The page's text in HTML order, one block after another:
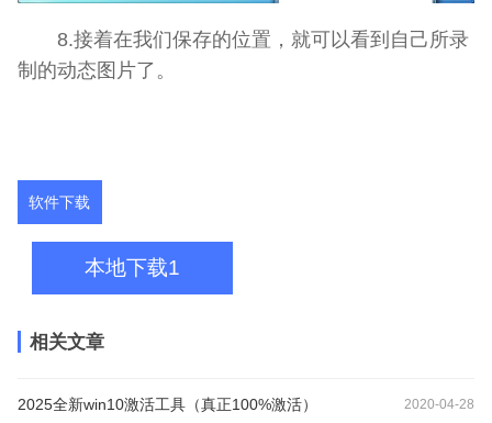
8.接着在我们保存的位置，就可以看到自己所录
制的动态图片了。
软件下载
本地下载1
相关文章
2025全新win10激活工具（真正100%激活） 2020-04-28